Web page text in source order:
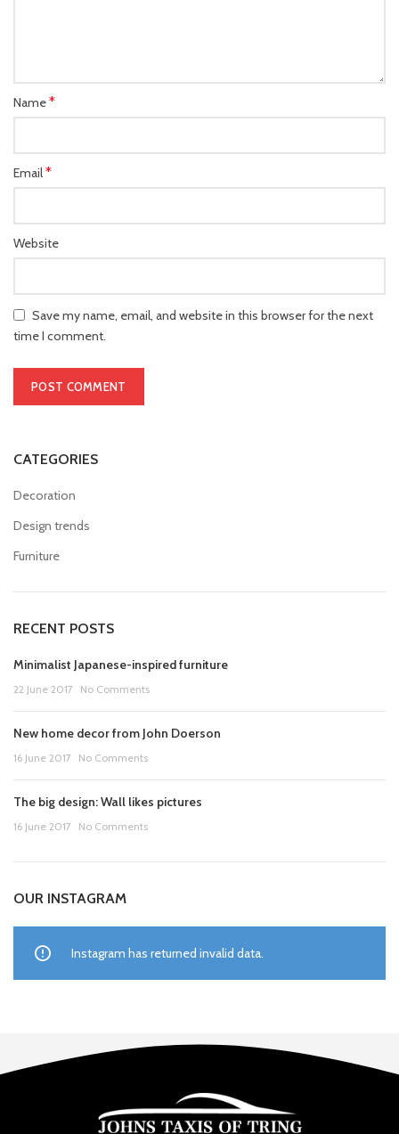
Name*
Email*
Website
Save my name, email, and website in this browser for the next
time I comment.
CATEGORIES
Decoration
Design trends
Furniture
RECENT POSTS
Minimalist Japanese-inspired furniture
22 June 2017 No Comments
New home decor from John Doerson
16 June 2017 No Comments
The big design: Wall likes pictures
16 June 2017 No Comments
OUR INSTAGRAM
Instagram has returned invalid data.